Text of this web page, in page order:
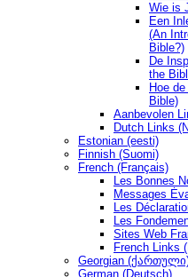
Wie is
Een
(An
Bible?)
De
the
Hoe
Bible)
Aanbevolen
Dutch Links
Estonian (eesti)
Finnish (Suomi)
French (Français)
Les Bonnes
Messages
Les
Les
Sites Web
French Links
Georgian
German (Deutsch)